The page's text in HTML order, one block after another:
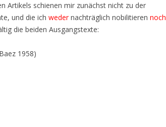
Artikels schienen mir zunächst nicht zu der
und die ich wedernachträglich nobilitieren noch
die beiden Ausgangstexte:
1958)